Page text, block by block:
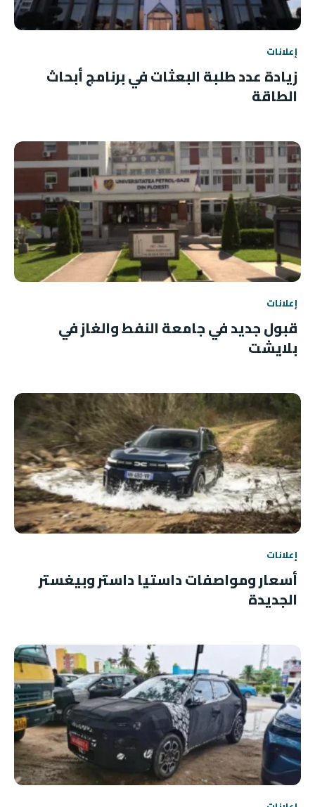
إعلانات
زيادة عدد طلبة البعثات في برنامج أبحاث
الطاقة
إعلانات
قبول جديد في جامعة النفط والغاز في
بلايشت
إعلانات
أسعار ومواصفات داستيا داستر وبيغستر
الجديدة